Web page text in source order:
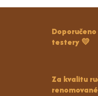
testery 💛
Za kvalitu